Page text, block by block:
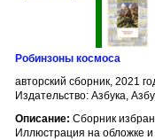
Робинзоны космоса
авторский сборник, 2021
Издательство: Азбука,
Описание: Сборник
Иллюстрация на обложке и